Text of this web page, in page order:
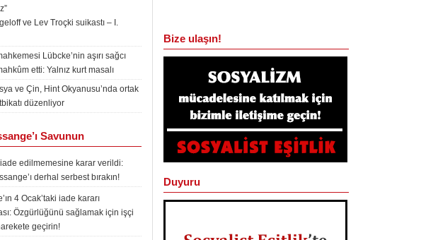
ve Lev Troçki suikastı – I.
Lübcke’nin aşırı sağcı
etti: Yalnız kurt masalı
ve Çin, Hint Okyanusu’nda ortak
düzenliyor
Savunun
iade edilmemesine karar verildi:
derhal serbest bırakın!
4 Ocak’taki iade kararı
Özgürlüğünü sağlamak için işçi
harekete geçirin!
Bize ulaşın!
Duyuru